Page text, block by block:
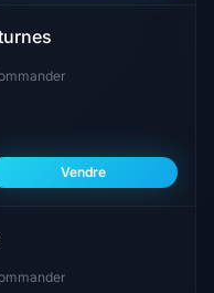
Vendre